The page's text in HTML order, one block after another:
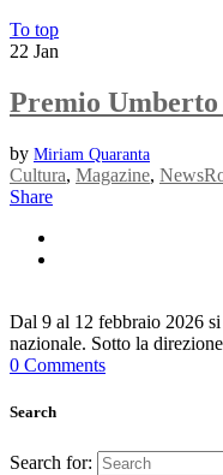
To top
22 Jan
Premio
by Miriam Quaranta
Cultura, Magazine,
Share
Dal 9 al 12 febbraio 2026
nazionale. Sotto la
0 Comments
Search
Search for: